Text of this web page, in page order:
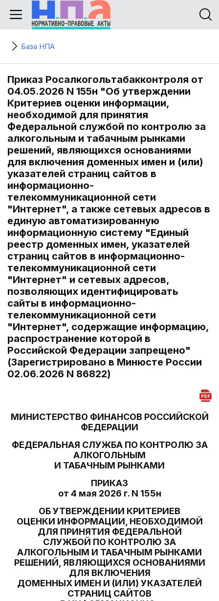
База НПА
Приказ Росалкогольтабакконтроля от
04.05.2026 N 155н "Об утверждении
Критериев оценки информации,
необходимой для принятия
Федеральной службой по контролю за
алкогольным и табачным рынками
решений, являющихся основаниями
для включения доменных имен и (или)
указателей страниц сайтов в
информационно-
телекоммуникационной сети
"Интернет", а также сетевых адресов в
единую автоматизированную
информационную систему "Единый
реестр доменных имен, указателей
страниц сайтов в информационно-
телекоммуникационной сети
"Интернет" и сетевых адресов,
позволяющих идентифицировать
сайты в информационно-
телекоммуникационной сети
"Интернет", содержащие информацию,
распространение которой в
Российской Федерации запрещено"
(Зарегистрировано в Минюсте России
02.06.2026 N 86822)
МИНИСТЕРСТВО ФИНАНСОВ РОССИЙСКОЙ
ФЕДЕРАЦИИ
ФЕДЕРАЛЬНАЯ СЛУЖБА ПО КОНТРОЛЮ ЗА
АЛКОГОЛЬНЫМ
И ТАБАЧНЫМ РЫНКАМИ
ПРИКАЗ
от 4 мая 2026 г. N 155н
ОБ УТВЕРЖДЕНИИ КРИТЕРИЕВ
ОЦЕНКИ ИНФОРМАЦИИ, НЕОБХОДИМОЙ
ДЛЯ ПРИНЯТИЯ ФЕДЕРАЛЬНОЙ
СЛУЖБОЙ ПО КОНТРОЛЮ ЗА
АЛКОГОЛЬНЫМ И ТАБАЧНЫМ РЫНКАМИ
РЕШЕНИЙ, ЯВЛЯЮЩИХСЯ ОСНОВАНИЯМИ
ДЛЯ ВКЛЮЧЕНИЯ
ДОМЕННЫХ ИМЕН И (ИЛИ) УКАЗАТЕЛЕЙ
СТРАНИЦ САЙТОВ